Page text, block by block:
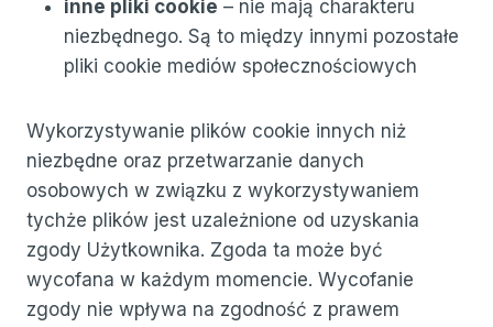
inne pliki cookie – nie mają charakteru
niezbędnego. Są to między innymi pozostałe
pliki cookie mediów społecznościowych
Wykorzystywanie plików cookie innych niż
niezbędne oraz przetwarzanie danych
osobowych w związku z wykorzystywaniem
tychże plików jest uzależnione od uzyskania
zgody Użytkownika. Zgoda ta może być
wycofana w każdym momencie. Wycofanie
zgody nie wpływa na zgodność z prawem